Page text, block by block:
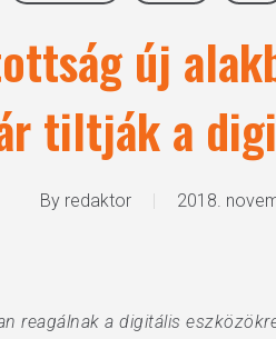
új
tiltják a
By redaktor 2018.
reagálnak a digitális